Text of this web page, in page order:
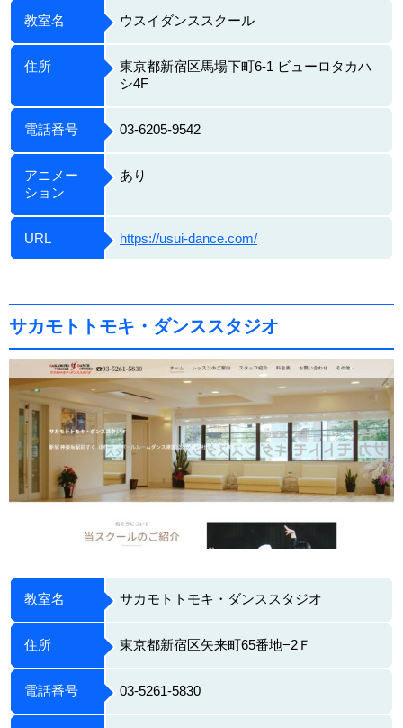
教室名 ウスイダンススクール
住所
東京都新宿区馬場下町6-1 ビューロタカハ
シ4F
電話番号 03-6205-9542
アニメー
ション
あり
URL https://usui-dance.com/
サカモトトモキ・ダンススタジオ
教室名 サカモトトモキ・ダンススタジオ
住所 東京都新宿区矢来町65番地−2Ｆ
電話番号 03-5261-5830